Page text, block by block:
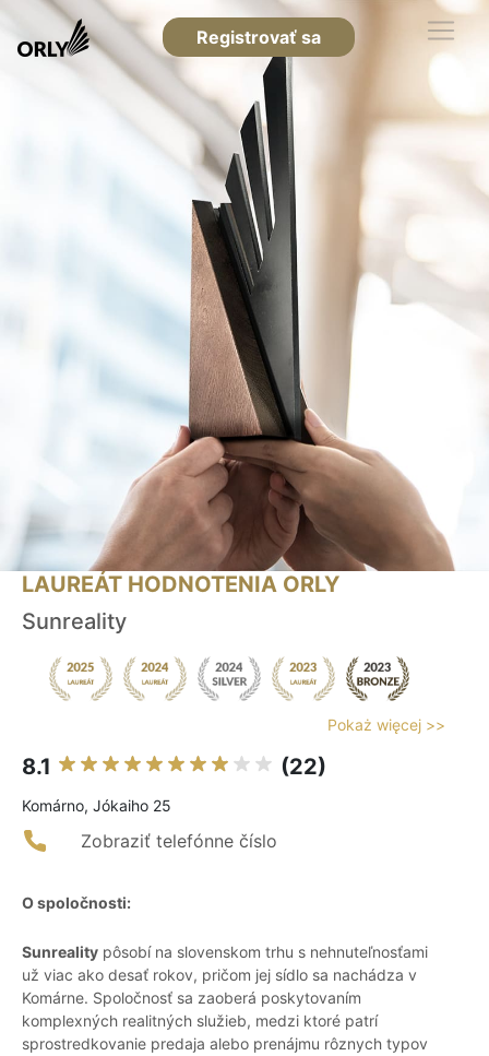
Registrovať sa
LAUREÁT HODNOTENIA ORLY
Sunreality
Pokaż więcej >>
8.1 (22)
Komárno, Jókaiho 25
Zobraziť telefónne číslo
O spoločnosti:
Sunreality pôsobí na slovenskom trhu s nehnuteľnosťami
už viac ako desať rokov, pričom jej sídlo sa nachádza v
Komárne. Spoločnosť sa zaoberá poskytovaním
komplexných realitných služieb, medzi ktoré patrí
sprostredkovanie predaja alebo prenájmu rôznych typov